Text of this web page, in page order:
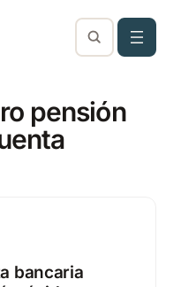
pensión
bancaria